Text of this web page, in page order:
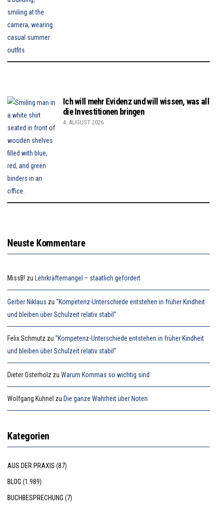
Ich will mehr Evidenz und will wissen, was all
die Investitionen bringen
4. AUGUST 2026
Neuste Kommentare
MissB! zu Lehrkräftemangel – staatlich gefördert
Gerber Niklaus zu “Kompetenz-Unterschiede entstehen in früher Kindheit
und bleiben über Schulzeit relativ stabil”
Felix Schmutz zu “Kompetenz-Unterschiede entstehen in früher Kindheit
und bleiben über Schulzeit relativ stabil”
Dieter Osterholz zu Warum Kommas so wichtig sind
Wolfgang Kühnel zu Die ganze Wahrheit über Noten
Kategorien
AUS DER PRAXIS (87)
BLOG (1.989)
BUCHBESPRECHUNG (7)